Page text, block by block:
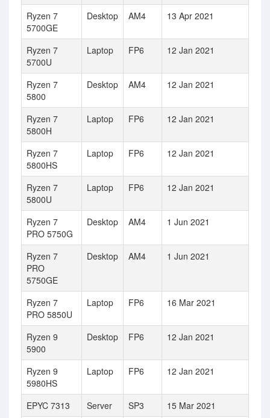
Ryzen 7
5700GE
Desktop AM4 13 Apr 2021
Ryzen 7
5700U
Laptop FP6 12 Jan 2021
Ryzen 7
5800
Desktop AM4 12 Jan 2021
Ryzen 7
5800H
Laptop FP6 12 Jan 2021
Ryzen 7
5800HS
Laptop FP6 12 Jan 2021
Ryzen 7
5800U
Laptop FP6 12 Jan 2021
Ryzen 7
PRO 5750G
Desktop AM4 1 Jun 2021
Ryzen 7
PRO
5750GE
Desktop AM4 1 Jun 2021
Ryzen 7
PRO 5850U
Laptop FP6 16 Mar 2021
Ryzen 9
5900
Desktop FP6 12 Jan 2021
Ryzen 9
5980HS
Laptop FP6 12 Jan 2021
EPYC 7313 Server SP3 15 Mar 2021